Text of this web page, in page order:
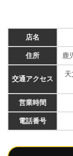
店名
住所 鹿
交通アクセス
営業時間
電話番号